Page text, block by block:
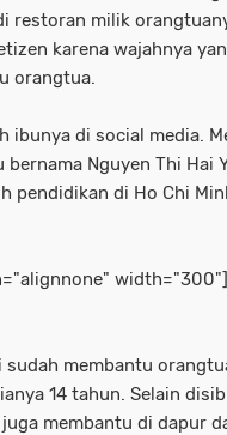
restoran milik
karena wajahnya
orangtua.
ibunya di social media.
Nguyen Thi Hai
pendidikan di Ho Chi
width="300"]
membantu
14 tahun. Selain
membantu di dapur